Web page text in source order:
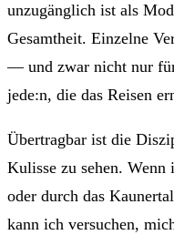
unzugänglich ist als
Gesamtheit. Einzelne
— und zwar nicht nur
jede:n, die das Reisen
Übertragbar ist die
Kulisse zu sehen.
oder durch das
kann ich versuchen,